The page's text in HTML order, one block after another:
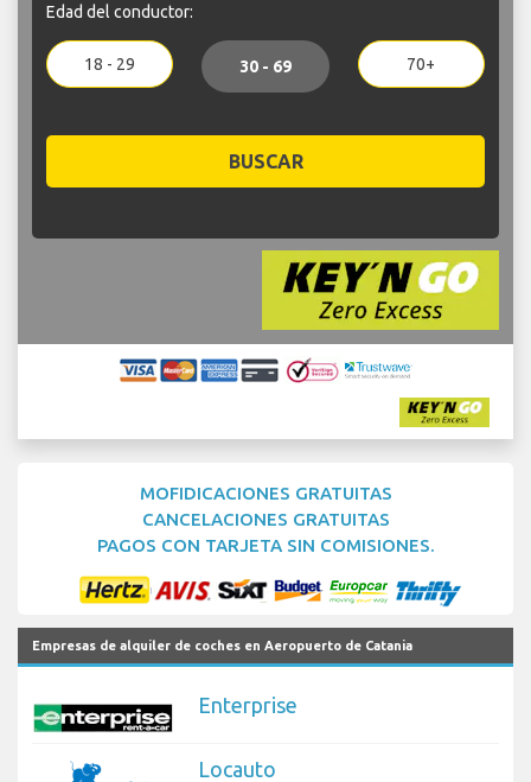
Edad del conductor:
18 - 29 30 - 69 70+
BUSCAR
MOFIDICACIONES GRATUITAS
CANCELACIONES GRATUITAS
PAGOS CON TARJETA SIN COMISIONES.
Empresas de alquiler de coches en Aeropuerto de Catania
Enterprise
Locauto